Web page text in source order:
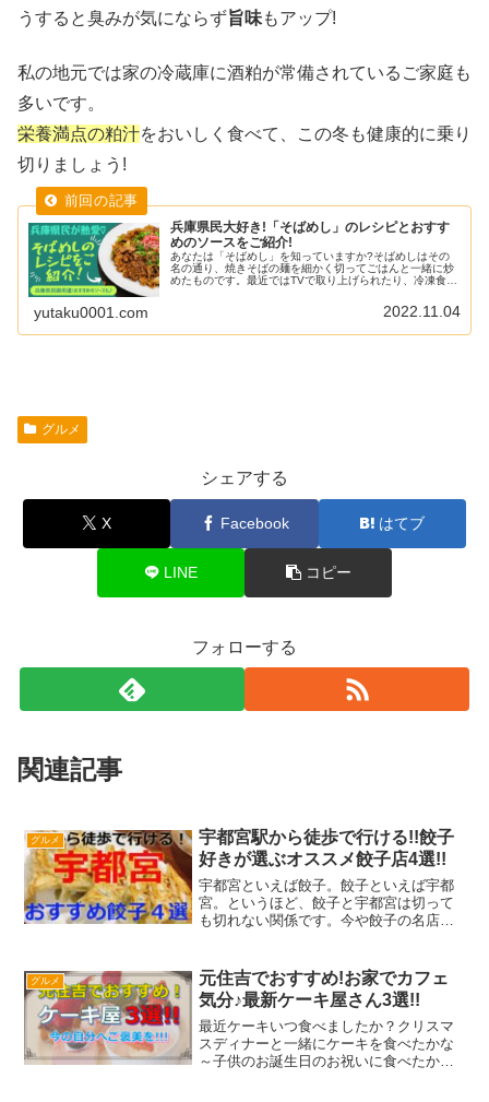
うすると臭みが気にならず旨味もアップ!
私の地元では家の冷蔵庫に酒粕が常備されているご家庭も
多いです。
栄養満点の粕汁をおいしく食べて、この冬も健康的に乗り
切りましょう!
兵庫県民大好き!「そばめし」のレシピとおすす
めのソースをご紹介!
あなたは「そばめし」を知っていますか?そばめしはその
名の通り、焼きそばの麺を細かく切ってごはんと一緒に炒
めたものです。最近ではTVで取り上げられたり、冷凍食品
yutaku0001.com 2022.11.04
グルメ
シェアする
X Facebook はてブ
LINE コピー
フォローする
関連記事
グルメ
宇都宮駅から徒歩で行ける!!餃子
好きが選ぶオススメ餃子店4選!!
宇都宮といえば餃子。餃子といえば宇都
宮。というほど、餃子と宇都宮は切って
も切れない関係です。今や餃子の名店は
という方も多いようで、宇都宮の餃子店
はいつもにぎわっていま...
グルメ
元住吉でおすすめ!お家でカフェ
気分♪最新ケーキ屋さん3選!!
最近ケーキいつ食べましたか？クリスマ
スディナーと一緒にケーキを食べたかな
～子供のお誕生日のお祝いに食べたかな